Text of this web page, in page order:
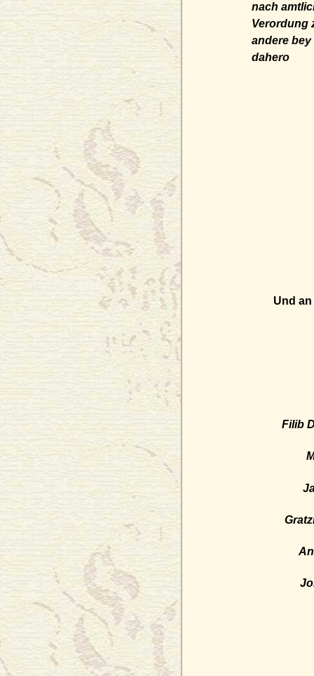
nach
Verordung
andere
dahero
Und
Filib